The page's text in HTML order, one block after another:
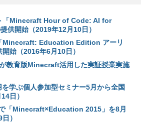
「Minecraft Hour of Code: AI for
供開始（2019年12月10日）
Minecraft: Education Edition アーリ
始（2016年6月10日）
教育版Minecraft活用した実証授業実施
学ぶ個人参加型セミナー5月から全国
日）
「Minecraft×Education 2015」を8月
）